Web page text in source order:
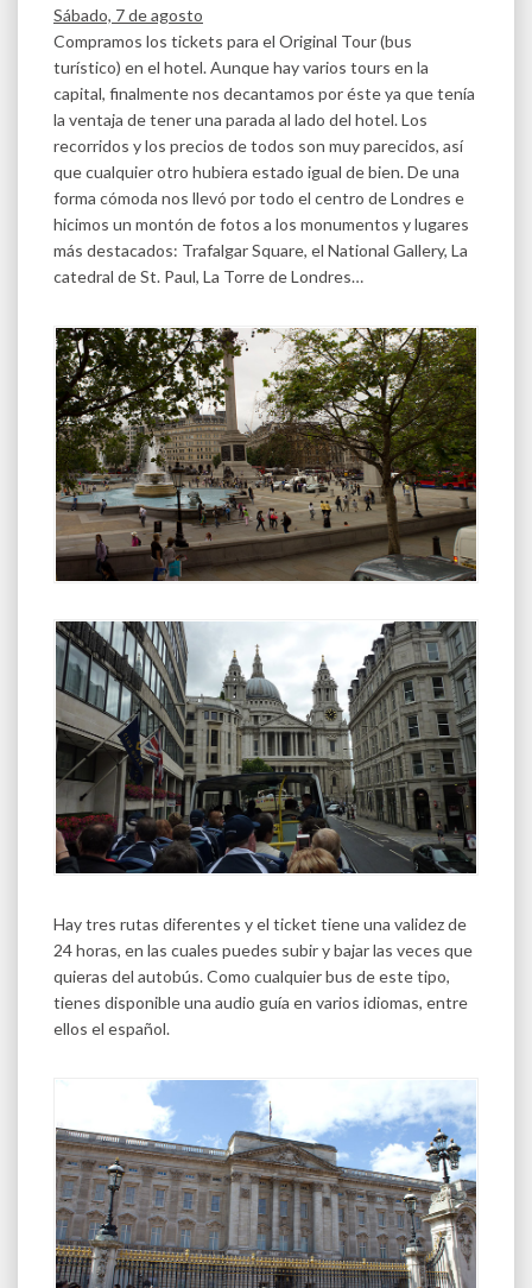
Sábado, 7 de agosto
Compramos los tickets para el Original Tour (bus
turístico) en el hotel. Aunque hay varios tours en la
capital, finalmente nos decantamos por éste ya que tenía
la ventaja de tener una parada al lado del hotel. Los
recorridos y los precios de todos son muy parecidos, así
que cualquier otro hubiera estado igual de bien. De una
forma cómoda nos llevó por todo el centro de Londres e
hicimos un montón de fotos a los monumentos y lugares
más destacados: Trafalgar Square, el National Gallery, La
catedral de St. Paul, La Torre de Londres…
Hay tres rutas diferentes y el ticket tiene una validez de
24 horas, en las cuales puedes subir y bajar las veces que
quieras del autobús. Como cualquier bus de este tipo,
tienes disponible una audio guía en varios idiomas, entre
ellos el español.